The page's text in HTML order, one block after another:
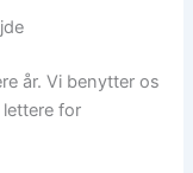
år. Vi benytter os
for